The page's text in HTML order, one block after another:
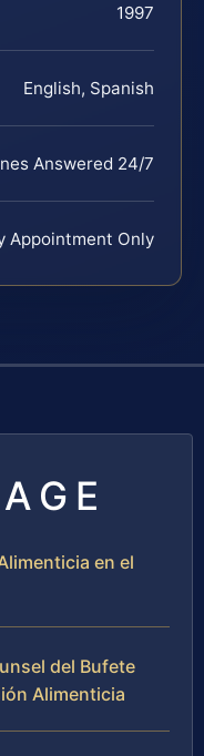
1997
English, Spanish
Answered 24/7
Appointment Only
en el
del Bufete
Alimenticia